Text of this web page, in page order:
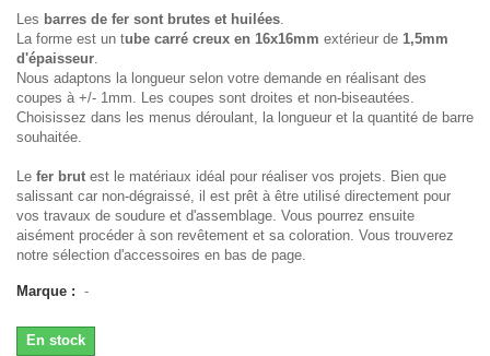
Les barres de fer sont brutes et huilées.
La forme est un tube carré creux en 16x16mm extérieur de 1,5mm
d'épaisseur.
Nous adaptons la longueur selon votre demande en réalisant des
coupes à +/- 1mm. Les coupes sont droites et non-biseautées.
Choisissez dans les menus déroulant, la longueur et la quantité de barre
souhaitée.
Le fer brut est le matériaux idéal pour réaliser vos projets. Bien que
salissant car non-dégraissé, il est prêt à être utilisé directement pour
vos travaux de soudure et d'assemblage. Vous pourrez ensuite
aisément procéder à son revêtement et sa coloration. Vous trouverez
notre sélection d'accessoires en bas de page.
Marque : -
En stock